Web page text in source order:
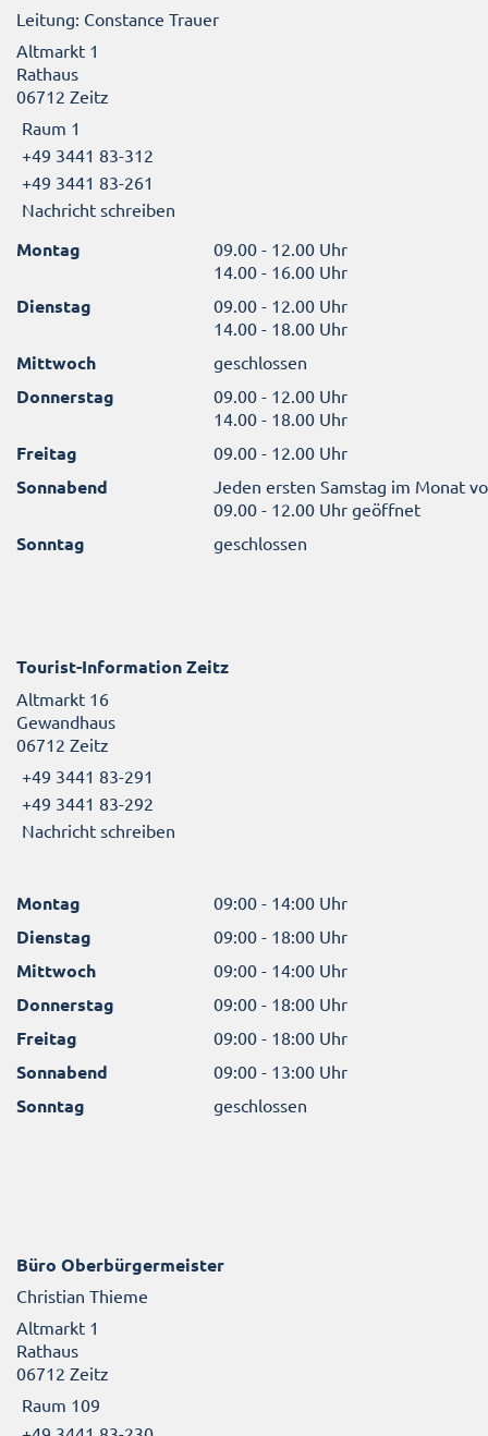
Leitung: Constance Trauer
Altmarkt 1
Rathaus
06712 Zeitz
Raum 1
+49 3441 83-312
+49 3441 83-261
Nachricht schreiben
Montag
09.00 - 12.00 Uhr
14.00 - 16.00 Uhr
Dienstag
09.00 - 12.00 Uhr
14.00 - 18.00 Uhr
Mittwoch geschlossen
Donnerstag
09.00 - 12.00 Uhr
14.00 - 18.00 Uhr
Freitag 09.00 - 12.00 Uhr
Sonnabend
Jeden ersten Samstag im Monat
09.00 - 12.00 Uhr geöffnet
Sonntag geschlossen
Tourist-Information Zeitz
Altmarkt 16
Gewandhaus
06712 Zeitz
+49 3441 83-291
+49 3441 83-292
Nachricht schreiben
Montag 09:00 - 14:00 Uhr
Dienstag 09:00 - 18:00 Uhr
Mittwoch 09:00 - 14:00 Uhr
Donnerstag 09:00 - 18:00 Uhr
Freitag 09:00 - 18:00 Uhr
Sonnabend 09:00 - 13:00 Uhr
Sonntag geschlossen
Büro Oberbürgermeister
Christian Thieme
Altmarkt 1
Rathaus
06712 Zeitz
Raum 109